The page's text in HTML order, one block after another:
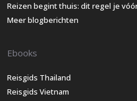
Reizen begint thuis: dit regel je
Meer blogberichten
Ebooks
Reisgids Thailand
Reisgids Vietnam